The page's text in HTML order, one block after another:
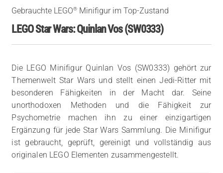
Gebrauchte LEGO® Minifigur im Top-Zustand
LEGO Star Wars: Quinlan Vos (SW0333)
Die LEGO Minifigur Quinlan Vos (SW0333) gehört zur
Themenwelt Star Wars und stellt einen Jedi-Ritter mit
besonderen Fähigkeiten in der Macht dar. Seine
unorthodoxen Methoden und die Fähigkeit zur
Psychometrie machen ihn zu einer einzigartigen
Ergänzung für jede Star Wars Sammlung. Die Minifigur
ist gebraucht, geprüft, gereinigt und vollständig aus
originalen LEGO Elementen zusammengestellt.